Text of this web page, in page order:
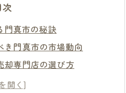
次
門真市の秘訣
き門真市の市場動向
却専門店の選び方
る不動産会社の特徴